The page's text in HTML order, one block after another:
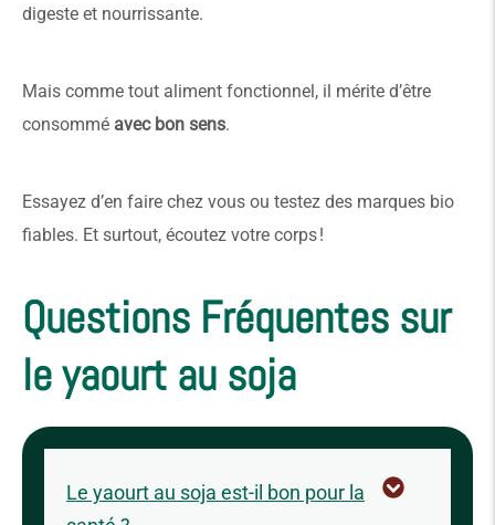
digeste et nourrissante.
Mais comme tout aliment fonctionnel, il mérite d’être
consommé avec bon sens.
Essayez d’en faire chez vous ou testez des marques bio
fiables. Et surtout, écoutez votre corps !
Questions Fréquentes sur
le yaourt au soja
Le yaourt au soja est-il bon pour la